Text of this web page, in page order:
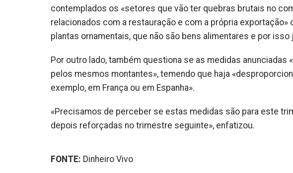
contemplados os «setores que vão ter quebras brutais no
relacionados com a restauração e com a própria
plantas ornamentais, que não são bens alimentares e por isso
Por outro lado, também questiona se as medidas
pelos mesmos montantes», temendo que haja
exemplo, em França ou em Espanha».
«Precisamos de perceber se estas medidas são para este
depois reforçadas no trimestre seguinte», enfatizou.
FONTE: Dinheiro Vivo